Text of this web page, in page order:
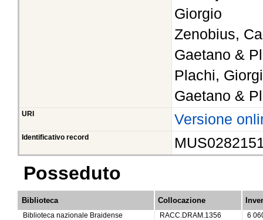
Giorgio
Zenobius,
Gaetano &
Plachi,
Gaetano &
URI Versione
Identificativo record
Posseduto
Biblioteca Collocazione
Biblioteca nazionale Braidense RACC.DRAM.1356 6